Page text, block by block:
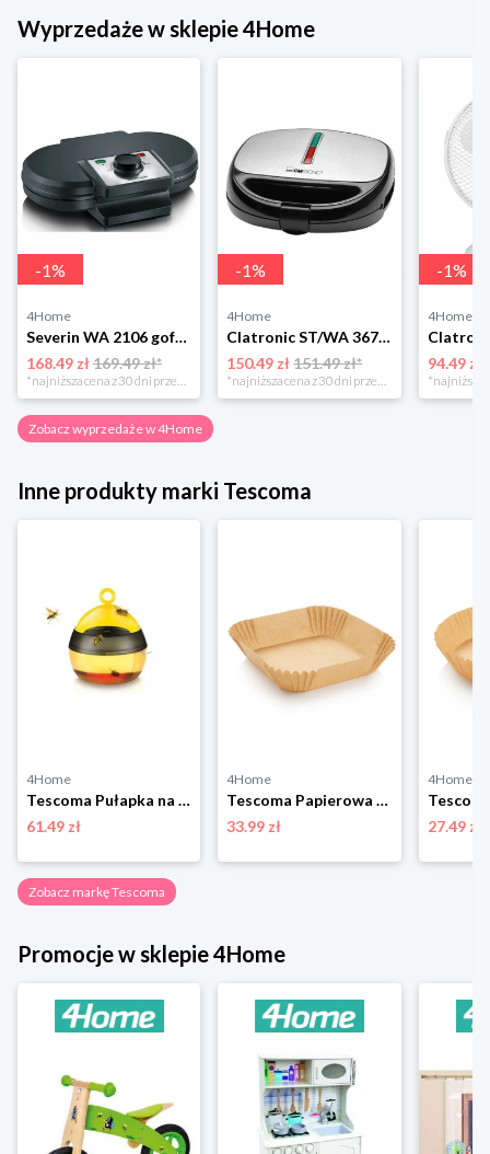
Wyprzedaże w sklepie 4Home
-1%
4Home
Severin WA 2106 gofrownica duo, czarny
168.49 zł169.49 zł*
*najniższa cena z 30 dni przed obniżką
-1%
4Home
Clatronic ST/WA 3670 Opiekacz do kanapek
150.49 zł 151.49 zł*
*najniższa cena z 30 dni przed obniżką
-1%
4Home
94.49 zł
Zobacz wyprzedaże w 4Home
Inne produkty marki Tescoma
4Home
Tescoma Pułapka na osy,
61.49 zł
4Home
Tescoma Papierowa forma do smażenia kwadratowaDELICIA 23 x 23 cm, 50 szt., 23 x 23 cm
33.99 zł
4Home
27.49 zł
Zobacz markę Tescoma
Promocje w sklepie 4Home